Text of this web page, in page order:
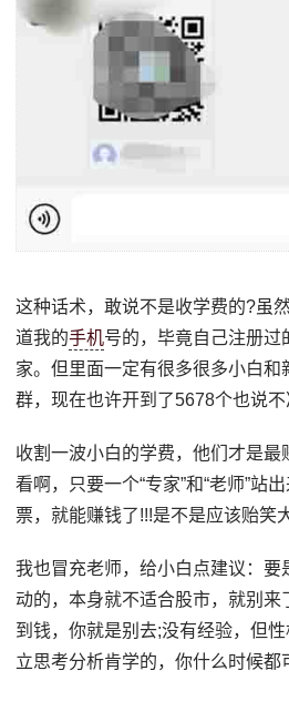
这种话术，敢说不是收学费的?虽
道我的手机号的，毕竟自己注册过
家。但里面一定有很多很多小白和
群，现在也许开到了5678个也说不
收割一波小白的学费，他们才是最
看啊，只要一个“专家”和“老师”站
票，就能赚钱了!!!是不是应该贻笑
我也冒充老师，给小白点建议：要
动的，本身就不适合股市，就别来
到钱，你就是别去;没有经验，但
立思考分析肯学的，你什么时候都